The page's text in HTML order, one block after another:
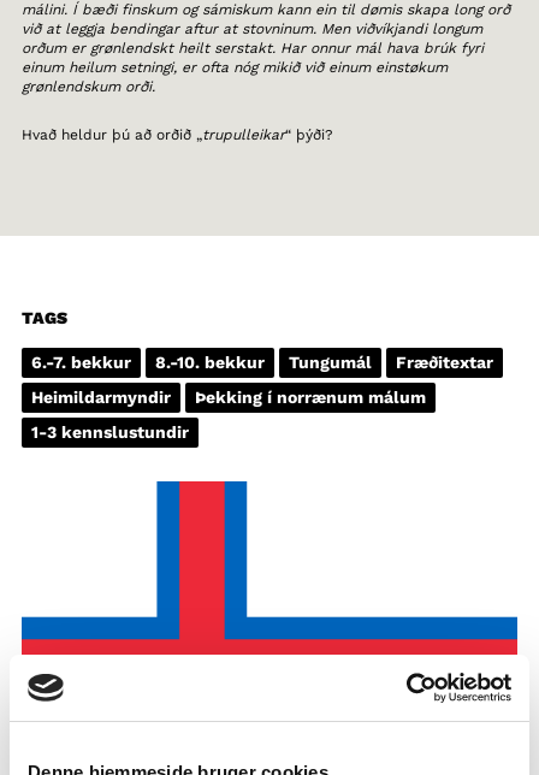
TAGS
6.-7. bekkur 8.-10. bekkur Tungumál
Fræðitextar
Heimildarmyndir
Þekking í norrænum málum
1-3 kennslustundir
málini. Í bæði finskum og sámiskum kann ein til dømis skapa long orð
við at leggja bendingar aftur at stovninum. Men viðvíkjandi longum
orðum er grønlendskt heilt serstakt. Har onnur mál hava brúk fyri
einum heilum setningi, er ofta nóg mikið við einum einstøkum
grønlendskum orði.
Hvað heldur þú að orðið „trupulleikar“ þýði?